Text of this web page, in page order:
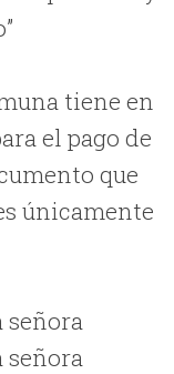
tiene en
el pago de
que
únicamente
señora
señora